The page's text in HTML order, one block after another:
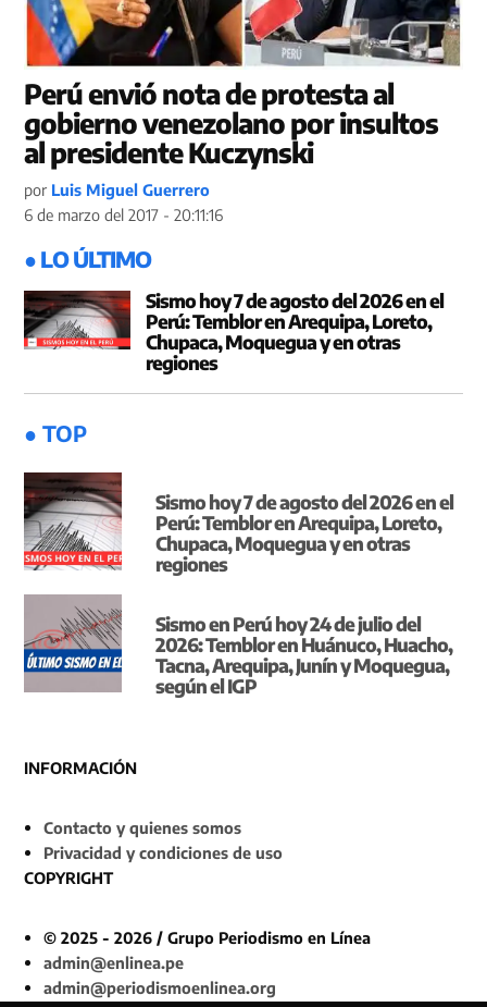
Perú envió nota de protesta al
gobierno venezolano por insultos
al presidente Kuczynski
por Luis Miguel Guerrero
6 de marzo del 2017 - 20:11:16
● LO ÚLTIMO
Sismo hoy 7 de agosto del 2026 en el
Perú: Temblor en Arequipa, Loreto,
Chupaca, Moquegua y en otras
regiones
● TOP
Sismo hoy 7 de agosto del 2026 en el
Perú: Temblor en Arequipa, Loreto,
Chupaca, Moquegua y en otras
regiones
Sismo en Perú hoy 24 de julio del
2026: Temblor en Huánuco, Huacho,
Tacna, Arequipa, Junín y Moquegua,
según el IGP
INFORMACIÓN
Contacto y quienes somos
Privacidad y condiciones de uso
COPYRIGHT
© 2025 - 2026 / Grupo Periodismo en Línea
admin@enlinea.pe
admin@periodismoenlinea.org